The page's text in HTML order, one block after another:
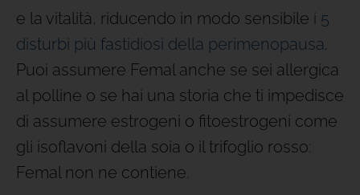
e la vitalità, riducendo in modo sensibile i 5
disturbi più fastidiosi della perimenopausa.
Puoi assumere Femal anche se sei allergica
al polline o se hai una storia che ti impedisce
di assumere estrogeni o fitoestrogeni come
gli isoflavoni della soia o il trifoglio rosso:
Femal non ne contiene.